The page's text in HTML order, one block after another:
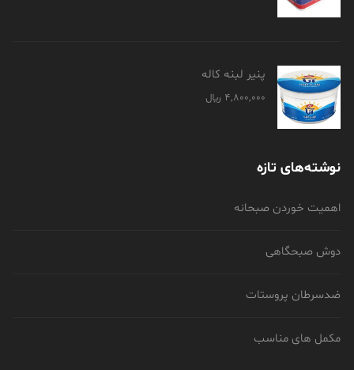
پنیر لبنه کاله
4,800,000 ﷼
نوشته‌های تازه
اهمیت خوردن صبحانه
دوش صبحگاهی
ضدسرطان پروستات
مکمل های مناسب